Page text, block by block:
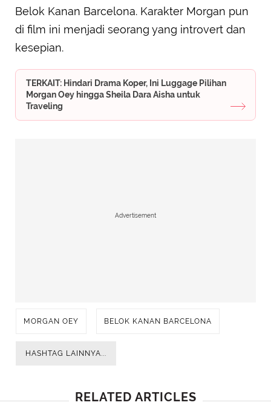
Belok Kanan Barcelona. Karakter Morgan pun
di film ini menjadi seorang yang introvert dan
kesepian.
TERKAIT: Hindari Drama Koper, Ini Luggage Pilihan
Morgan Oey hingga Sheila Dara Aisha untuk
Traveling
Advertisement
MORGAN OEY BELOK KANAN BARCELONA
HASHTAG LAINNYA...
RELATED ARTICLES